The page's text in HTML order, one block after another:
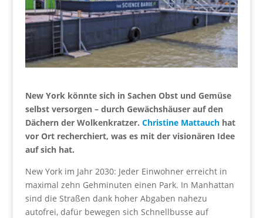
New York könnte sich in Sachen Obst und Gemüse
selbst versorgen – durch Gewächshäuser auf den
Dächern der Wolkenkratzer. Christine Mattauchhat
vor Ort recherchiert, was es mit der visionären Idee
auf sich hat.
New York im Jahr 2030: Jeder Einwohner erreicht in
maximal zehn Gehminuten einen Park. In Manhattan
sind die Straßen dank hoher Abgaben nahezu
autofrei, dafür bewegen sich Schnellbusse auf